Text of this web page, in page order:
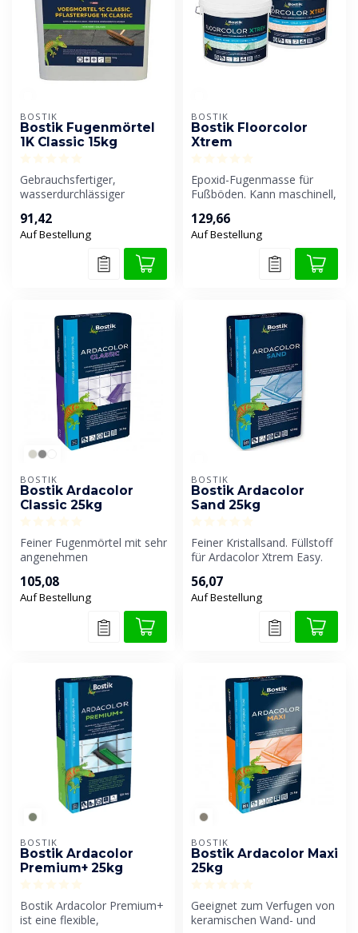
BOSTIK
Bostik Fugenmörtel
1K Classic 15kg
Gebrauchsfertiger,
wasserdurchlässiger
wasserdurchlässige Fugen ...
91,42
Auf Bestellung
BOSTIK
Bostik Floorcolor
Xtrem
Epoxid-Fugenmasse für
Fußböden. Kann maschinell,
eine...
129,66
Auf Bestellung
BOSTIK
Bostik Ardacolor
Classic 25kg
Feiner Fugenmörtel mit sehr
angenehmen
Geeignet für ...
105,08
Auf Bestellung
BOSTIK
Bostik Ardacolor
Sand 25kg
Feiner Kristallsand. Füllstoff
für Ardacolor Xtrem Easy.
56,07
Auf Bestellung
BOSTIK
Bostik Ardacolor
Premium+ 25kg
Bostik Ardacolor Premium+
ist eine flexible,
BOSTIK
Bostik Ardacolor Maxi
25kg
Geeignet zum Verfugen von
keramischen Wand- und